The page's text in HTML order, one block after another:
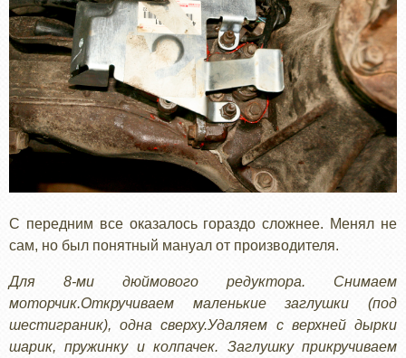
С передним все оказалось гораздо сложнее. Менял не
сам, но был понятный мануал от производителя.
Для 8-ми дюймового редуктора. Снимаем
моторчик.Откручиваем маленькие заглушки (под
шестиграник), одна сверху.Удаляем с верхней дырки
шарик, пружинку и колпачек. Заглушку прикручиваем